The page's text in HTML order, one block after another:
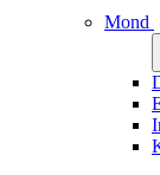
Mond